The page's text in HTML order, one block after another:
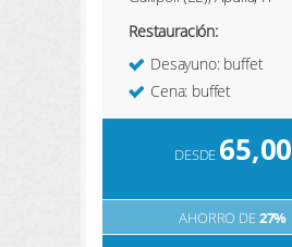
Restauración:
Desayuno: buffet
Cena: buffet
DESDE 65,00
AHORRO DE27%